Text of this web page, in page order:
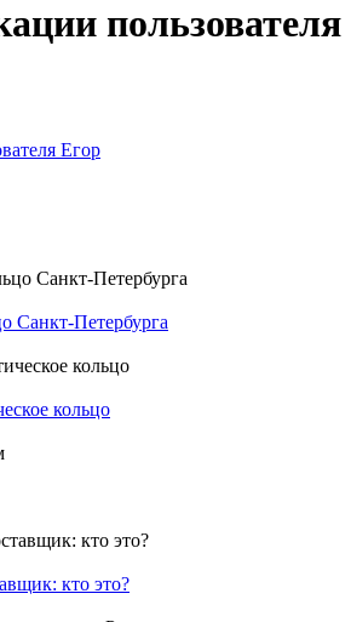
пользователя
Егор
Санкт-Петербурга
кольцо
кто это?